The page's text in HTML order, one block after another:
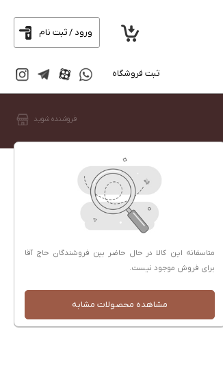
ورود / ثبت نام
ثبت فروشگاه
فروشنده شوید
متاسفانه این کالا در حال حاضر بین فروشندگان حاج آقا
برای فروش موجود نیست.
مشاهده محصولات مشابه